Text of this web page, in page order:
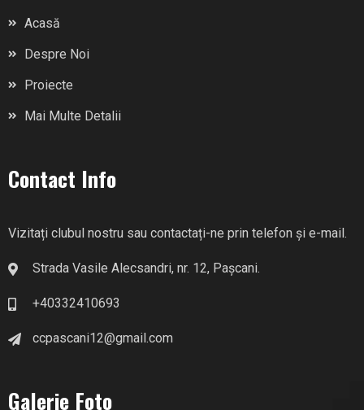
Acasă
Despre Noi
Proiecte
Mai Multe Detalii
Contact Info
Vizitați clubul nostru sau contactați-ne prin telefon și e-mail.
Strada Vasile Alecsandri, nr. 12, Pașcani.
+40332410693
ccpascani12@gmail.com
Galerie Foto